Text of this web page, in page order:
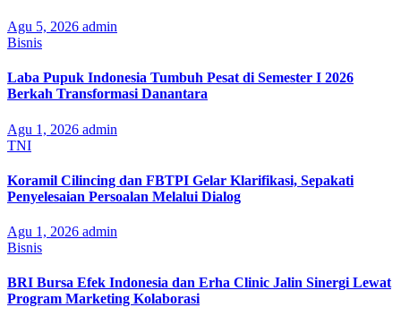
Agu 5, 2026 admin
Bisnis
Laba Pupuk Indonesia Tumbuh Pesat di Semester I 2026
Berkah Transformasi Danantara
Agu 1, 2026 admin
TNI
Koramil Cilincing dan FBTPI Gelar Klarifikasi, Sepakati
Penyelesaian Persoalan Melalui Dialog
Agu 1, 2026 admin
Bisnis
BRI Bursa Efek Indonesia dan Erha Clinic Jalin Sinergi Lewat
Program Marketing Kolaborasi